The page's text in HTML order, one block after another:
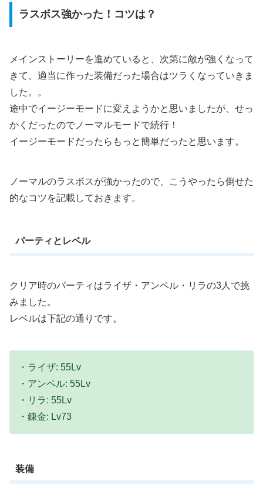
ラスボス強かった！コツは？
メインストーリーを進めていると、次第に敵が強くなって
きて、適当に作った装備だった場合はツラくなっていきま
した。。
途中でイージーモードに変えようかと思いましたが、せっ
かくだったのでノーマルモードで続行！
イージーモードだったらもっと簡単だったと思います。
ノーマルのラスボスが強かったので、こうやったら倒せた
的なコツを記載しておきます。
パーティとレベル
クリア時のパーティはライザ・アンペル・リラの3人で挑
みました。
レベルは下記の通りです。
・ライザ: 55Lv
・アンペル: 55Lv
・リラ: 55Lv
・錬金: Lv73
装備